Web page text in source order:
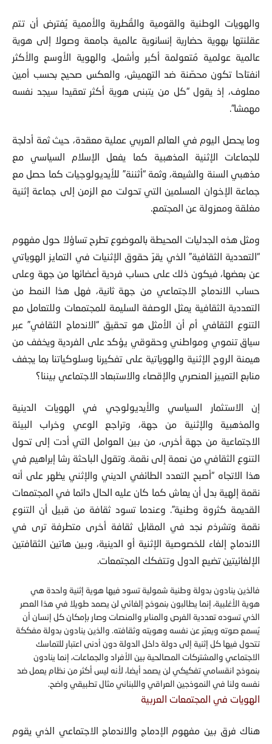
والهويات الوطنية والقومية والقُطرية والأممية يُفترض أن تتم
عقلنتها بهوية حضارية إنسانوية عالمية جامعة وصولا إلى هوية
عالمية عولمية مُتعولمة أكبر وأشمل. والهوية الأوسع والأكثر
انفتاحا تكون محصّنة ضد التهميش، والعكس صحيح بحسب أمين
معلوف، إذ يقول “كل من يتبنى هوية أكثر تعقيدا سيجد نفسه
مهمشا”.
وما يحصل اليوم في العالم العربي عملية معقدة، حيث ثمة أدلجة
للجماعات الإثنية المذهبية كما يفعل الإسلام السياسي مع
مذهبي السنة والشيعة، وثمة “أثننة” للأيديولوجيات كما حصل مع
جماعة الإخوان المسلمين التي تحولت مع الزمن إلى جماعة إثنية
مغلقة ومعزولة عن المجتمع.
ومثل هذه الجدليات المحيطة بالموضوع تطرح تساؤلا حول مفهوم
“التعددية الثقافية” الذي يقرّ حقوق الإثنيات في التمايز الهوياتي
عن بعضها، فيكون ذلك على حساب فردية أعضائها من جهة وعلى
حساب الاندماج الاجتماعي من جهة ثانية، فهل هذا النمط من
التعددية الثقافية يمثل الوصفة السليمة للمجتمعات وللتعامل مع
التنوع الثقافي أم أن الأمثل هو تحقيق “الاندماج الثقافي” عبر
سياق تنموي ومواطني وحقوقي يؤكد على الفردية ويخفف من
هيمنة الروح الإثنية والهوياتية على تفكيرنا وسلوكياتنا بما يجفف
منابع التمييز العنصري والإقصاء والاستبعاد الاجتماعي بيننا؟
إن الاستثمار السياسي والأيديولوجي في الهويات الدينية
والمذهبية والإثنية من جهة، وتراجع الوعي وخراب البيئة
الاجتماعية من جهة أخرى، من بين العوامل التي أدت إلى تحول
التنوع الثقافي من نعمة إلى نقمة. وتقول الباحثة رشا إبراهيم في
هذا الاتجاه “أصبح التعدد الطائفي الديني والإثني يظهر على أنه
نقمة إلهية بدل أن يعاش كما كان عليه الحال دائما في المجتمعات
القديمة كثروة وطنية”. وعندما تسود ثقافة من قبيل أن التنوع
نقمة وتشرذم نجد في المقابل ثقافة أخرى متطرفة ترى في
الاندماج إلغاء للخصوصية الإثنية أو الدينية، وبين هاتين الثقافتين
الإلغائيتين تضيع الدول وتتفكك المجتمعات.
فالذين ينادون بدولة وطنية شمولية تسود فيها هوية إثنية واحدة هي
هوية الأغلبية، إنما يطالبون بنموذج إلغائي لن يصمد طويلا في هذا العصر
الذي تسوده تعددية الفرص والمنابر والمنصات وصار بإمكان كل إنسان أن
يُسمع صوته ويعبّر عن نفسه وهويته وثقافته. والذين ينادون بدولة مفككة
تتحول فيها كل إثنية إلى دولة داخل الدولة دون أدنى اعتبار للتماسك
الاجتماعي والمشتركات المصالحية بين الأفراد والجماعات، إنما ينادون
بنموذج انقسامي تفكيكي لن يصمد أيضا، لأنه ليس أكثر من نظام يعمل ضد
نفسه ولنا في النموذجين العراقي واللبناني مثال تطبيقي واضح.
الهويات في المجتمعات العربية
هناك فرق بين مفهوم الإدماج والاندماج الاجتماعي الذي يقوم